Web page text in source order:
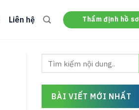
Liên hệ Thẩm định hồ sơ
BÀI VIẾT MỚI NHẤT